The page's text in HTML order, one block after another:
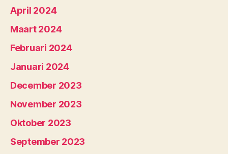
April 2024
Maart 2024
Februari 2024
Januari 2024
December 2023
November 2023
Oktober 2023
September 2023